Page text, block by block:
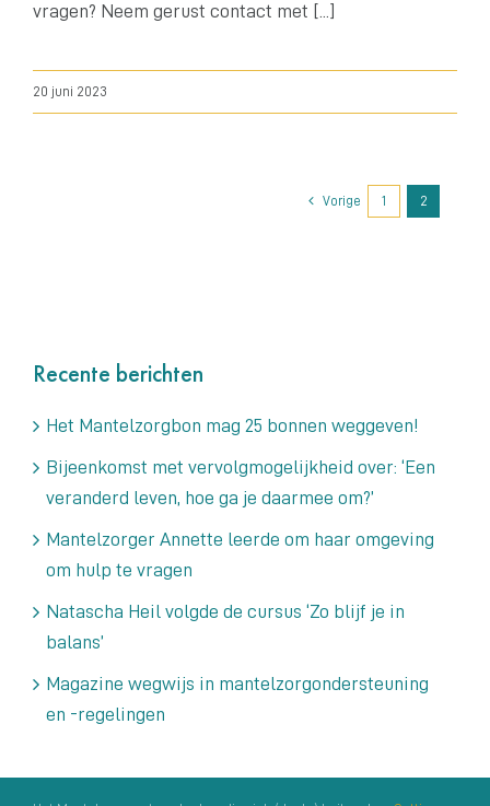
vragen? Neem gerust contact met [...]
20 juni 2023
Vorige 1 2
Recente berichten
Het Mantelzorgbon mag 25 bonnen weggeven!
Bijeenkomst met vervolgmogelijkheid over: ‘Een
veranderd leven, hoe ga je daarmee om?’
Mantelzorger Annette leerde om haar omgeving
om hulp te vragen
Natascha Heil volgde de cursus ‘Zo blijf je in
balans’
Magazine wegwijs in mantelzorgondersteuning
en -regelingen